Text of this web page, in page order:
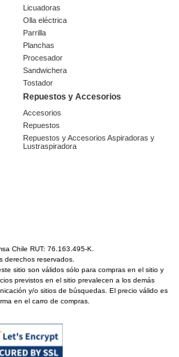
Licuadoras
Olla eléctrica
Parrilla
Planchas
Procesador
Sandwichera
Tostador
Repuestos y Accesorios
Accesorios
Repuestos
Repuestos y Accesorios Aspiradoras y
Lustraspiradora
Chile RUT: 76.163.495-K.
derechos reservados.
sitio son válidos sólo para compras en el sitio y
previstos en el sitio prevalecen a los demás
y/o sitios de búsquedas. El precio válido es
en el carro de compras.